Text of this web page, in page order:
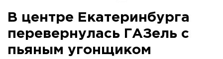
В центре Екатеринбурга
перевернулась ГАЗель с
пьяным угонщиком